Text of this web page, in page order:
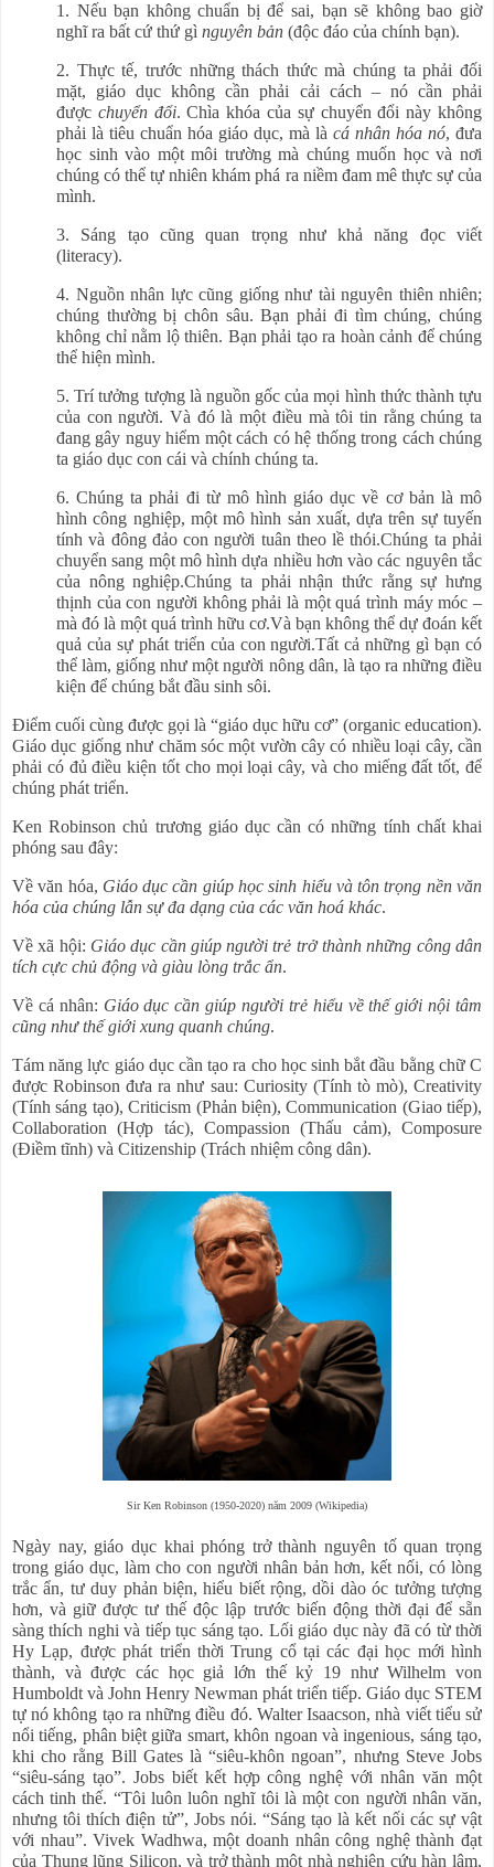
1. Nếu bạn không chuẩn bị để sai, bạn sẽ không bao giờ
nghĩ ra bất cứ thứ gì nguyên bản (độc đáo của chính bạn).
2. Thực tế, trước những thách thức mà chúng ta phải đối
mặt, giáo dục không cần phải cải cách – nó cần phải
được chuyển đổi. Chìa khóa của sự chuyển đổi này không
phải là tiêu chuẩn hóa giáo dục, mà là cá nhân hóa nó, đưa
học sinh vào một môi trường mà chúng muốn học và nơi
chúng có thể tự nhiên khám phá ra niềm đam mê thực sự của
mình.
3. Sáng tạo cũng quan trọng như khả năng đọc viết
(literacy).
4. Nguồn nhân lực cũng giống như tài nguyên thiên nhiên;
chúng thường bị chôn sâu. Bạn phải đi tìm chúng, chúng
không chỉ nằm lộ thiên. Bạn phải tạo ra hoàn cảnh để chúng
thể hiện mình.
5. Trí tưởng tượng là nguồn gốc của mọi hình thức thành tựu
của con người. Và đó là một điều mà tôi tin rằng chúng ta
đang gây nguy hiểm một cách có hệ thống trong cách chúng
ta giáo dục con cái và chính chúng ta.
6. Chúng ta phải đi từ mô hình giáo dục về cơ bản là mô
hình công nghiệp, một mô hình sản xuất, dựa trên sự tuyến
tính và đông đảo con người tuân theo lề thói.Chúng ta phải
chuyển sang một mô hình dựa nhiều hơn vào các nguyên tắc
của nông nghiệp.Chúng ta phải nhận thức rằng sự hưng
thịnh của con người không phải là một quá trình máy móc –
mà đó là một quá trình hữu cơ.Và bạn không thể dự đoán kết
quả của sự phát triển của con người.Tất cả những gì bạn có
thể làm, giống như một người nông dân, là tạo ra những điều
kiện để chúng bắt đầu sinh sôi.
Điểm cuối cùng được gọi là “giáo dục hữu cơ” (organic education).
Giáo dục giống như chăm sóc một vườn cây có nhiều loại cây, cần
phải có đủ điều kiện tốt cho mọi loại cây, và cho miếng đất tốt, để
chúng phát triển.
Ken Robinson chủ trương giáo dục cần có những tính chất khai
phóng sau đây:
Về văn hóa, Giáo dục cần giúp học sinh hiểu và tôn trọng nền văn
hóa của chúng lẫn sự đa dạng của các văn hoá khác.
Về xã hội: Giáo dục cần giúp người trẻ trở thành những công dân
tích cực chủ động và giàu lòng trắc ẩn.
Về cá nhân: Giáo dục cần giúp người trẻ hiểu về thế giới nội tâm
cũng như thế giới xung quanh chúng.
Tám năng lực giáo dục cần tạo ra cho học sinh bắt đầu bằng chữ C
được Robinson đưa ra như sau: Curiosity (Tính tò mò), Creativity
(Tính sáng tạo), Criticism (Phản biện), Communication (Giao tiếp),
Collaboration (Hợp tác), Compassion (Thấu cảm), Composure
(Điềm tĩnh) và Citizenship (Trách nhiệm công dân).
Sir Ken Robinson (1950-2020) năm 2009 (Wikipedia)
Ngày nay, giáo dục khai phóng trở thành nguyên tố quan trọng
trong giáo dục, làm cho con người nhân bản hơn, kết nối, có lòng
trắc ẩn, tư duy phản biện, hiểu biết rộng, dồi dào óc tưởng tượng
hơn, và giữ được tư thế độc lập trước biến động thời đại để sẵn
sàng thích nghi và tiếp tục sáng tạo. Lối giáo dục này đã có từ thời
Hy Lạp, được phát triển thời Trung cổ tại các đại học mới hình
thành, và được các học giả lớn thế kỷ 19 như Wilhelm von
Humboldt và John Henry Newman phát triển tiếp. Giáo dục STEM
tự nó không tạo ra những điều đó. Walter Isaacson, nhà viết tiểu sử
nổi tiếng, phân biệt giữa smart, khôn ngoan và ingenious, sáng tạo,
khi cho rằng Bill Gates là “siêu-khôn ngoan”, nhưng Steve Jobs
“siêu-sáng tạo”. Jobs biết kết hợp công nghệ với nhân văn một
cách tinh thế. “Tôi luôn luôn nghĩ tôi là một con người nhân văn,
nhưng tôi thích điện tử”, Jobs nói. “Sáng tạo là kết nối các sự vật
với nhau”. Vivek Wadhwa, một doanh nhân công nghệ thành đạt
của Thung lũng Silicon, và trở thành một nhà nghiên cứu hàn lâm,